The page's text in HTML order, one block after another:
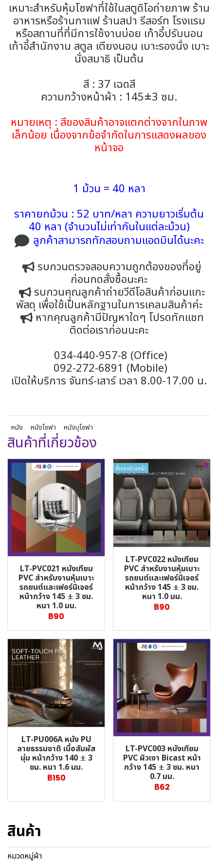
เหมาะสำหรับหุ้มโซฟาที่ใช้ในสตูดิโอถ่ายภาพ ร้าน
อาหารหรือร้านกาแฟ ร้านสปา รีสอร์ท โรงแรม
หรือสถานที่ที่มีการใช้งานบ่อย เก้าอี้ปรับนอน
เก้าอี้สำนักงาน สตูล เตียงนอน เบาะรองนั่ง เบาะ
นั่งสมาธิ เป็นต้น
สี : 37 เฉดสี
ความกว้างหน้าผ้า : 145±3 ซม.
หมายเหตุ : สีของสินค้าอาจแตกต่างจากในภาพ
เล็กน้อย เนื่องจากข้อจำกัดในการแสดงผลของ
หน้าจอ
1 ม้วน = 40 หลา
ราคายกม้วน : 52 บาท/หลา ความยาวเริ่มต้น
40 หลา (จำนวนไม่เท่ากันในแต่ละม้วน)
ลูกค้าสามารถทักสอบถามแอดมินได้นะคะ
รบกวนตรวจสอบความถูกต้องของที่อยู่
ก่อนกดสั่งซื้อนะคะ
รบกวนคุณลูกค้าถ่ายวีดีโอสินค้าก่อนแกะ
พัสดุ เพื่อใช้เป็นหลักฐานในการเคลมสินค้าค่ะ
หากคุณลูกค้ามีปัญหาใดๆ โปรดทักแชท
ติดต่อเราก่อนนะคะ
034-440-957-8 (Office)
092-272-6891 (Mobile)
เปิดให้บริการ จันทร์-เสาร์ เวลา 8.00-17.00 น.
หนัง หนังโซฟา หนังบุโซฟา
สินค้าที่เกี่ยวข้อง
LT-PVC021 หนังเทียม
PVC สำหรับงานหุ้มเบาะ
รถยนต์และเฟอร์นิเจอร์
หน้ากว้าง 145 ± 3 ซม.
หนา 1.0 มม.
฿90
สั่งจองล่วงหน้า
LT-PVC022 หนังเทียม
PVC สำหรับงานหุ้มเบาะ
รถยนต์และเฟอร์นิเจอร์
หน้ากว้าง 145 ± 3 ซม.
หนา 1.0 มม.
฿90
LT-PU006A หนัง PU
ลายธรรมชาติ เนื้อสัมผัส
นุ่ม หน้ากว้าง 140 ± 3
ซม. หนา 1.6 มม.
฿150
LT-PVC003 หนังเทียม
PVC ผิวเงา Bicast หน้า
กว้าง 145 ± 3 ซม. หนา
0.7 มม.
฿62
สินค้า
หมวดหมู่ผ้า